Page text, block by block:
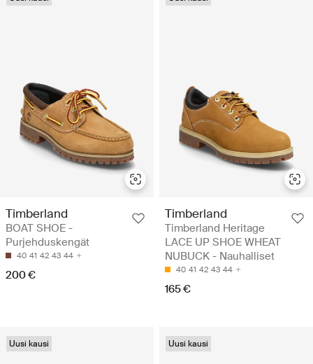
Timberland
BOAT SHOE -
Purjehduskengät
40 41 42 43 44
200 €
Timberland
Timberland Heritage
LACE UP SHOE WHEAT
NUBUCK - Nauhalliset
40 41 42 43 44
165 €
Uusi kausi Uusi kausi